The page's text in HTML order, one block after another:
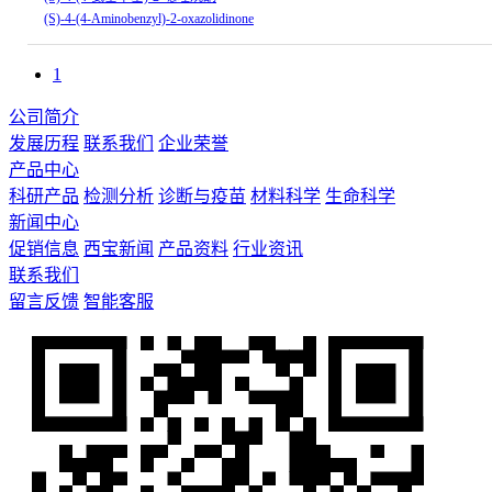
(S)-4-(4-Aminobenzyl)-2-oxazolidinone
1
公司简介
发展历程 联系我们
企业荣誉
产品中心
科研产品 检测分析 诊断与疫苗 材料科学 生命科学
新闻中心
促销信息 西宝新闻 产品资料 行业资讯
联系我们
留言反馈 智能客服